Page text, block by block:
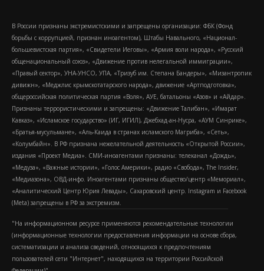
В России признаны экстремистскими и запрещены организации: ФБК (Фонд
борьбы с коррупцией, признан иноагентом), Штабы Навального, «Национал-
большевистская партия», «Свидетели Иеговы», «Армия воли народа», «Русский
общенациональный союз», «Движение против нелегальной иммиграции»,
«Правый сектор», УНА-УНСО, УПА, «Тризуб им. Степана Бандеры», «Мизантропик
дивижн», «Меджлис крымскотатарского народа», движение «Артподготовка»,
общероссийская политическая партия «Воля», АУЕ, батальоны «Азов» и «Айдар».
Признаны террористическими и запрещены: «Движение Талибан», «Имарат
Кавказ», «Исламское государство» (ИГ, ИГИЛ), Джебхад-ан-Нусра, «АУМ Синрике»,
«Братья-мусульмане», «Аль-Каида в странах исламского Магриба», «Сеть»,
«Колумбайн». В РФ признана нежелательной деятельность «Открытой России»,
издания «Проект Медиа». СМИ-иноагентами признаны: телеканал «Дождь»,
«Медуза», «Важные истории», «Голос Америки», радио «Свобода», The Insider,
«Медиазона», ОВД-инфо. Иноагентами признаны общество/центр «Мемориал»,
«Аналитический Центр Юрия Левады», Сахаровский центр. Instagram и Facebook
(Metа) запрещены в РФ за экстремизм.
"На информационном ресурсе применяются рекомендательные технологии
(информационные технологии предоставления информации на основе сбора,
систематизации и анализа сведений, относящихся к предпочтениям
пользователей сети "Интернет", находящихся на территории Российской